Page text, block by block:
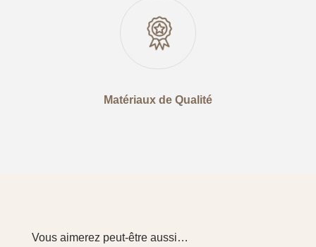
Matériaux de Qualité
Vous aimerez peut-être aussi…